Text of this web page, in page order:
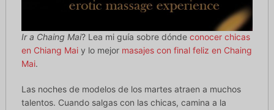
Ir a Chaing Mai? Lea mi guía sobre dónde conocer chicas
en Chiang Maiy lo mejor masajes con final feliz en Chaing
Mai.
Las noches de modelos de los martes atraen a muchos
talentos. Cuando salgas con las chicas, camina a la